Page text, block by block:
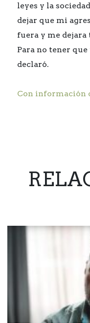
leyes y la
dejar que mi
fuera y me
Para no tener
declaró.
Con información